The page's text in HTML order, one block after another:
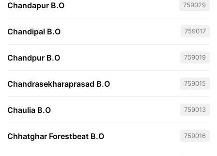
Chandapur B.O 759029
Chandipal B.O 759017
Chandpur B.O 759019
Chandrasekharaprasad B.O 759015
Chaulia B.O 759013
Chhatghar Forestbeat B.O 759016